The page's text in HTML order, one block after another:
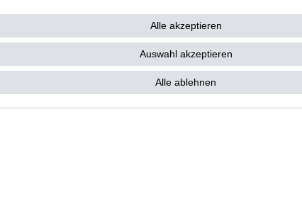
Widerrufs­recht
Alle akzeptieren
Auswahl akzeptieren
Alle ablehnen